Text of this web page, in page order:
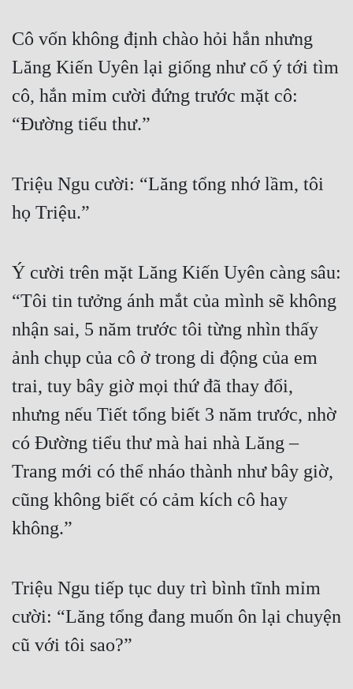
Cô vốn không định chào hỏi hắn nhưng
Lăng Kiến Uyên lại giống như cố ý tới tìm
cô, hắn mỉm cười đứng trước mặt cô:
“Đường tiểu thư.”
Triệu Ngu cười: “Lăng tổng nhớ lầm, tôi
họ Triệu.”
Ý cười trên mặt Lăng Kiến Uyên càng sâu:
“Tôi tin tưởng ánh mắt của mình sẽ không
nhận sai, 5 năm trước tôi từng nhìn thấy
ảnh chụp của cô ở trong di động của em
trai, tuy bây giờ mọi thứ đã thay đổi,
nhưng nếu Tiết tổng biết 3 năm trước, nhờ
có Đường tiểu thư mà hai nhà Lăng –
Trang mới có thể nháo thành như bây giờ,
cũng không biết có cảm kích cô hay
không.”
Triệu Ngu tiếp tục duy trì bình tĩnh mỉm
cười: “Lăng tổng đang muốn ôn lại chuyện
cũ với tôi sao?”